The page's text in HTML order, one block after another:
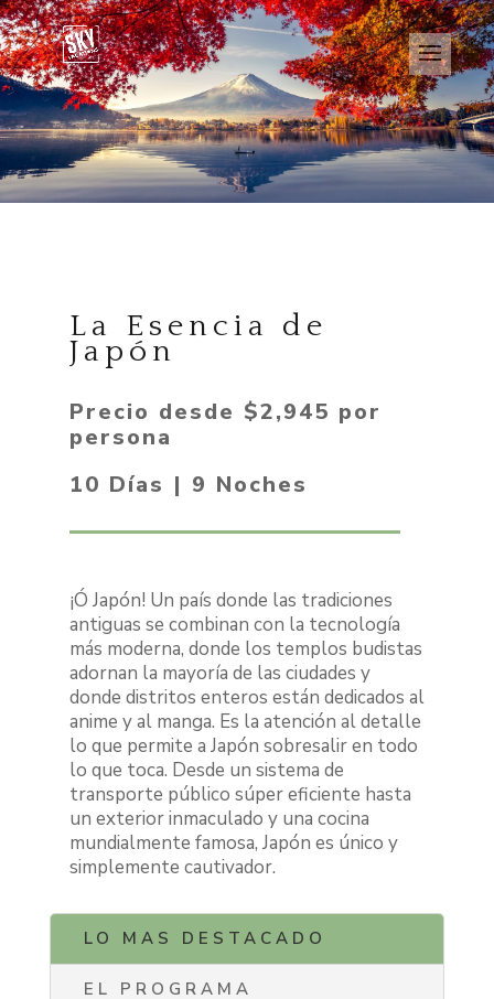
La Esencia de
Japón
Precio desde $2,945 por
persona
10 Días | 9 Noches
¡Ó Japón! Un país donde las tradiciones
antiguas se combinan con la tecnología
más moderna, donde los templos budistas
adornan la mayoría de las ciudades y
donde distritos enteros están dedicados al
anime y al manga. Es la atención al detalle
lo que permite a Japón sobresalir en todo
lo que toca. Desde un sistema de
transporte público súper eficiente hasta
un exterior inmaculado y una cocina
mundialmente famosa, Japón es único y
simplemente cautivador.
LO MAS DESTACADO
EL PROGRAMA